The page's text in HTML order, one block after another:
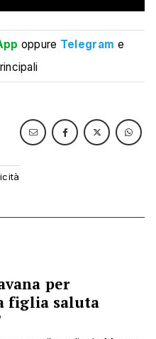
oppure Telegram e
per
figlia saluta